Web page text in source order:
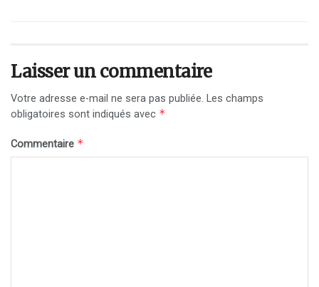
Laisser un commentaire
Votre adresse e-mail ne sera pas publiée. Les champs
obligatoires sont indiqués avec *
Commentaire *